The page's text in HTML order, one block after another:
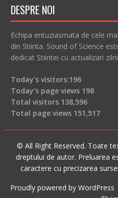
DESPRE NOI
Echipa entuziasmata de cele
din Stiinta. Sound of Science
dedicat Stiintei cu actualizari
Today's visitors:196
Today's page views 198
Total visitors 138,596
Total page views 151,517
© All Right Reserved. Toate
dreptului de autor. Preluarea
caractere cu precizarea
Proudly powered by WordPress